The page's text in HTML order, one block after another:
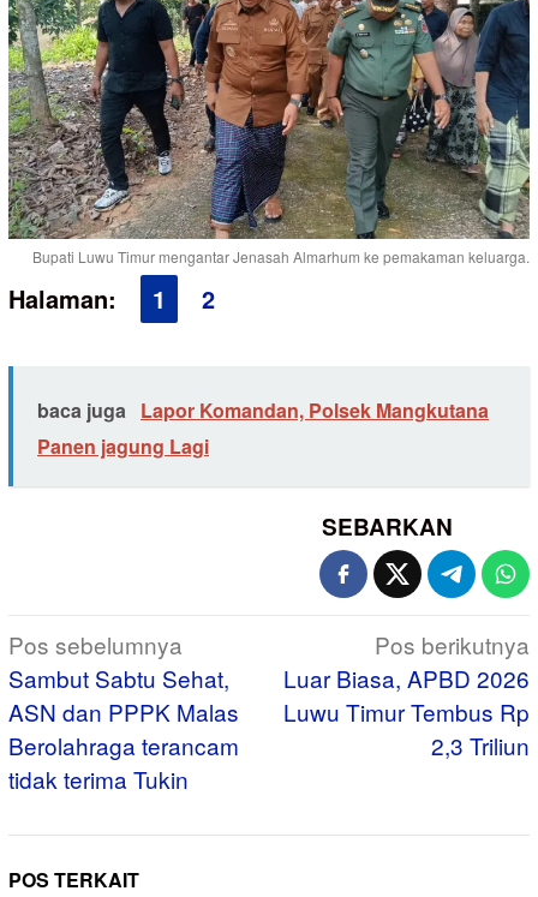
Bupati Luwu Timur mengantar Jenasah Almarhum ke pemakaman keluarga.
Halaman: 1 2
baca juga Lapor Komandan, Polsek Mangkutana
Panen jagung Lagi
SEBARKAN
Navigasi
pos
Pos sebelumnya
Sambut Sabtu Sehat,
ASN dan PPPK Malas
Berolahraga terancam
tidak terima Tukin
Pos berikutnya
Luar Biasa, APBD 2026
Luwu Timur Tembus Rp
2,3 Triliun
POS TERKAIT